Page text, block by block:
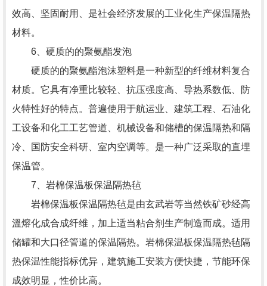
效高、坚固耐用、是社会经济发展的工业化生产保温隔热
材料。
6、硬质的的聚氨酯发泡
硬质的的聚氨酯泡沫塑料是一种新型的纤维材料复合
材质。它具有净重比较轻、抗压强度高、导热系数低、防
火特性好的特点。普遍使用于航运业、建筑工程、石油化
工设备和化工工艺管道、机械设备和储槽的保温隔热和隔
冷、国防安全科研、室内空调等。是一种广泛采取的直埋
保温管。
7、岩棉保温板保温隔热毡
岩棉保温板保温隔热毡是由玄武岩等当然铁矿砂经高
溫熔化成合成纤维，加上适当粘合剂生产制造而成。适用
储罐和大口径管道的保温隔热。岩棉保温板保温隔热毡隔
热保温性能指标优异，建筑施工安装方便快捷，节能环保
成效明显，性价比高。